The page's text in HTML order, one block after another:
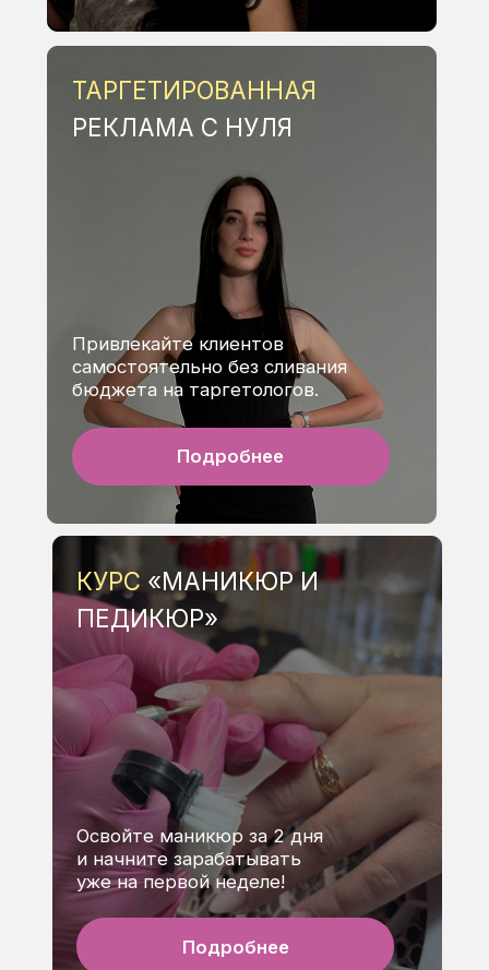
Освойте маникюр за 2 дня
и начните зарабатывать
Подробнее
ЕКАТЕРИНЫ ЖУКОВОЙ —
ШКОЛА, ГДЕ РОЖДАЮТСЯ
ТОП-МАСТЕРА
01
ЛИЦЕНЗИЯ МИНОБРА
дипломы гос. образца
02
ПРАКТИКА С 1-ГО ДНЯ
90% выпускников работают
03
РАССРОЧКА 0%
оплата без переплат
04